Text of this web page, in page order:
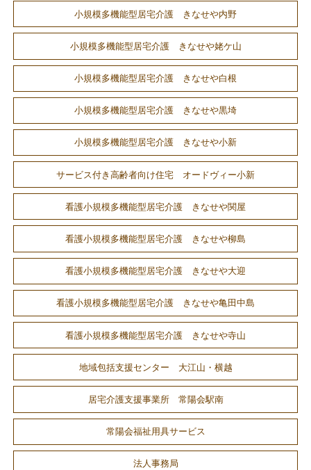
小規模多機能型居宅介護 きなせや内野
小規模多機能型居宅介護 きなせや姥ケ山
小規模多機能型居宅介護 きなせや白根
小規模多機能型居宅介護 きなせや黒埼
小規模多機能型居宅介護 きなせや小新
サービス付き高齢者向け住宅 オードヴィー小新
看護小規模多機能型居宅介護 きなせや関屋
看護小規模多機能型居宅介護 きなせや柳島
看護小規模多機能型居宅介護 きなせや大迎
看護小規模多機能型居宅介護 きなせや亀田中島
看護小規模多機能型居宅介護 きなせや寺山
地域包括支援センター 大江山・横越
居宅介護支援事業所 常陽会駅南
常陽会福祉用具サービス
法人事務局